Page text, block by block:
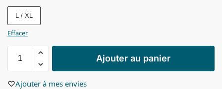
L / XL
Effacer
Ajouter au panier
Ajouter à mes envies